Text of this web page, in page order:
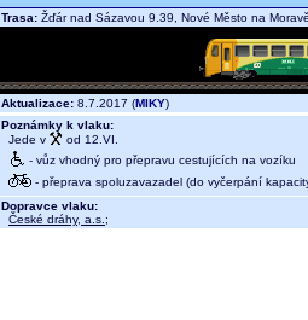
Trasa: Žďár nad Sázavou 9.39, Nové Město na
Aktualizace: 8.7.2017 (MIKY)
Poznámky k vlaku:
Jede v
od 12.VI.
- vůz vhodný pro přepravu cestujících na vozíku
- přeprava spoluzavazadel (do vyčerpání
Dopravce vlaku:
České dráhy, a.s. ;